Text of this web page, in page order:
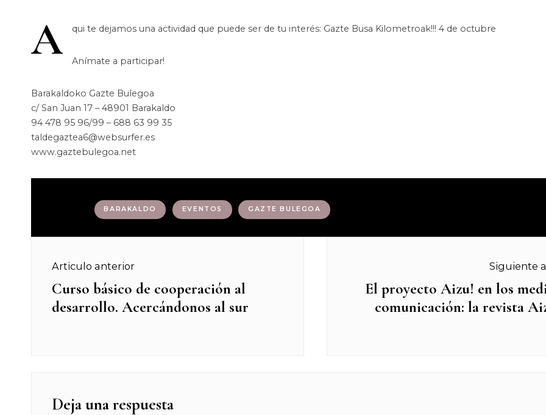
A qui te dejamos una actividad que puede ser de tu interés: Gazte Busa Kilometroak!!! 4 de octubre
Anímate a participar!
Barakaldoko Gazte Bulegoa
c/ San Juan 17 – 48901 Barakaldo
94 478 95 96/99 – 688 63 99 35
taldegaztea6@websurfer.es
www.gaztebulegoa.net
BARAKALDO EVENTOS GAZTE BULEGOA
de
entradas
Articulo anterior
Previous
post:
Curso básico de cooperación al
desarrollo. Acercándonos al sur
Siguiente
Next
post:
El proyecto Aizu! en los
comunicación: la revista
Deja una respuesta